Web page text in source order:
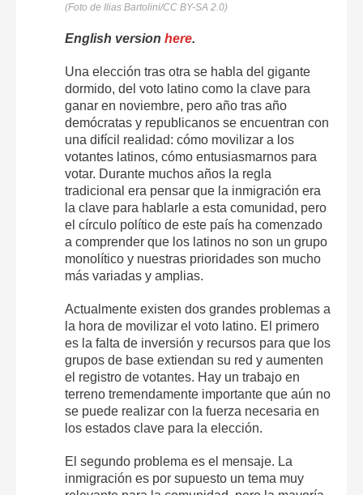
(Foto de Ilias Bartolini/CC BY-SA 2.0)
English version here.
Una elección tras otra se habla del gigante
dormido, del voto latino como la clave para
ganar en noviembre, pero año tras año
demócratas y republicanos se encuentran con
una difícil realidad: cómo movilizar a los
votantes latinos, cómo entusiasmarnos para
votar. Durante muchos años la regla
tradicional era pensar que la inmigración era
la clave para hablarle a esta comunidad, pero
el círculo político de este país ha comenzado
a comprender que los latinos no son un grupo
monolítico y nuestras prioridades son mucho
más variadas y amplias.
Actualmente existen dos grandes problemas a
la hora de movilizar el voto latino. El primero
es la falta de inversión y recursos para que los
grupos de base extiendan su red y aumenten
el registro de votantes. Hay un trabajo en
terreno tremendamente importante que aún no
se puede realizar con la fuerza necesaria en
los estados clave para la elección.
El segundo problema es el mensaje. La
inmigración es por supuesto un tema muy